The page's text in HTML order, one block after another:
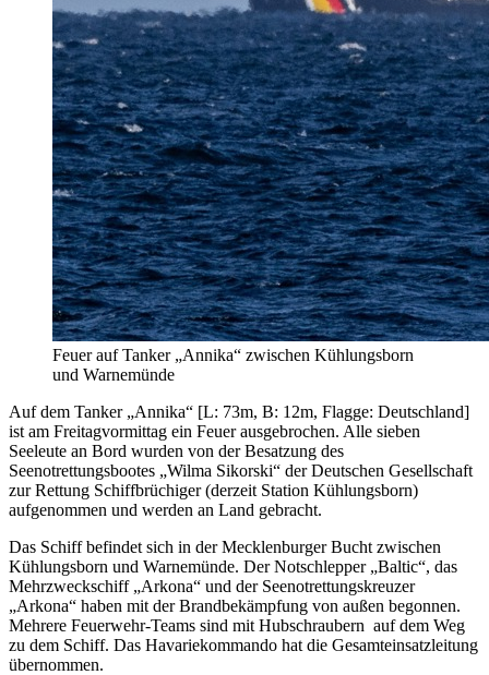
Feuer auf Tanker „Annika“ zwischen Kühlungsborn
und Warnemünde
Auf dem Tanker „Annika“ [L: 73m, B: 12m, Flagge: Deutschland]
ist am Freitagvormittag ein Feuer ausgebrochen. Alle sieben
Seeleute an Bord wurden von der Besatzung des
Seenotrettungsbootes „Wilma Sikorski“ der Deutschen Gesellschaft
zur Rettung Schiffbrüchiger (derzeit Station Kühlungsborn)
aufgenommen und werden an Land gebracht.
Das Schiff befindet sich in der Mecklenburger Bucht zwischen
Kühlungsborn und Warnemünde. Der Notschlepper „Baltic“, das
Mehrzweckschiff „Arkona“ und der Seenotrettungskreuzer
„Arkona“ haben mit der Brandbekämpfung von außen begonnen.
Mehrere Feuerwehr-Teams sind mit Hubschraubern auf dem Weg
zu dem Schiff. Das Havariekommando hat die Gesamteinsatzleitung
übernommen.